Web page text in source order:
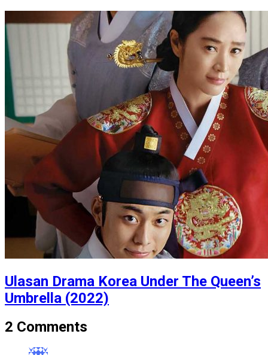
Ulasan Drama Korea Under The Queen’s
Umbrella (2022)
2 Comments